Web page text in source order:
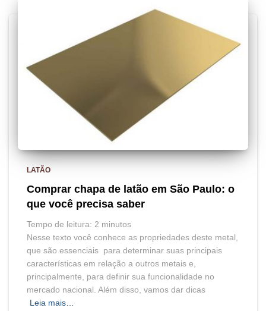
LATÃO
Comprar chapa de latão em São Paulo: o
que você precisa saber
Tempo de leitura: 2 minutos
Nesse texto você conhece as propriedades deste metal,
que são essenciais para determinar suas principais
características em relação a outros metais e,
principalmente, para definir sua funcionalidade no
mercado nacional. Além disso, vamos dar dicas
Leia mais…